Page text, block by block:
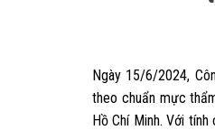
Ngày 15/6/2024,
theo chuẩn mực
Hồ Chí Minh. Với